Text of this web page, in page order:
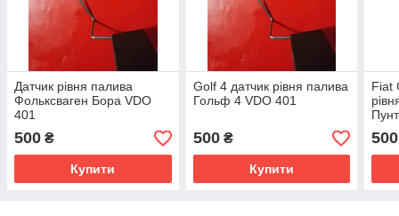
Датчик рівня палива
Фольксваген Бора VDO
401
500 ₴
Купити
Golf 4 датчик рівня палива
Гольф 4 VDO 401
500₴
Купити
Fiat
500